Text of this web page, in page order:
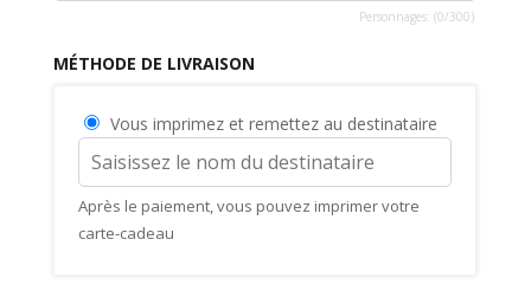
Personnages: (0/300)
MÉTHODE DE LIVRAISON
Vous imprimez et remettez au destinataire
Après le paiement, vous pouvez imprimer votre
carte-cadeau